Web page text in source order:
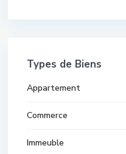
Types de Biens
Appartement
Commerce
Immeuble